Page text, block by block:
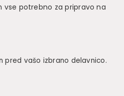
vse potrebno za pripravo na
pred vašo izbrano delavnico.